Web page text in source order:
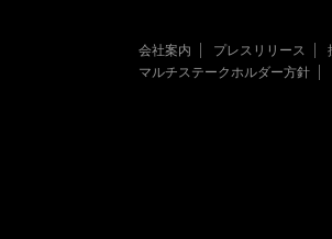
会社案内 プレスリリース
マルチステークホルダー方針